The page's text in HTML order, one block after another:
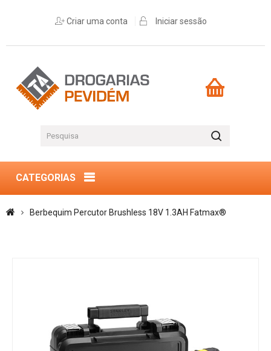
Criar uma conta Iniciar sessão
CATEGORIAS
Berbequim Percutor Brushless 18V 1.3AH Fatmax®